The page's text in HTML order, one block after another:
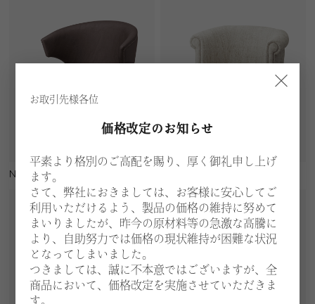
×
お取引先様各位
価格改定のお知らせ
平素より格別のご高配を賜り、厚く御礼申し上げ
ます。
さて、弊社におきましては、お客様に安心してご
利用いただけるよう、製品の価格の維持に努めて
まいりましたが、昨今の原材料等の急激な高騰に
より、自助努力では価格の現状維持が困難な状況
となってしまいました。
つきましては、誠に不本意ではございますが、全
商品において、価格改定を実施させていただきま
す。
N209